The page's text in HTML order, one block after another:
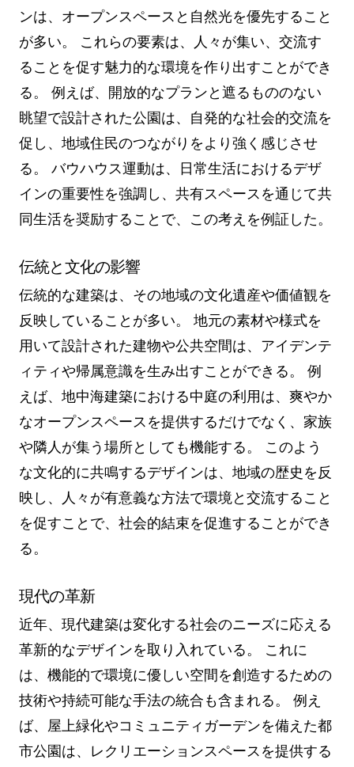
ンは、オープンスペースと自然光を優先すること
が多い。 これらの要素は、人々が集い、交流す
ることを促す魅力的な環境を作り出すことができ
る。 例えば、開放的なプランと遮るもののない
眺望で設計された公園は、自発的な社会的交流を
促し、地域住民のつながりをより強く感じさせ
る。 バウハウス運動は、日常生活におけるデザ
インの重要性を強調し、共有スペースを通じて共
同生活を奨励することで、この考えを例証した。
伝統と文化の影響
伝統的な建築は、その地域の文化遺産や価値観を
反映していることが多い。 地元の素材や様式を
用いて設計された建物や公共空間は、アイデンテ
ィティや帰属意識を生み出すことができる。 例
えば、地中海建築における中庭の利用は、爽やか
なオープンスペースを提供するだけでなく、家族
や隣人が集う場所としても機能する。 このよう
な文化的に共鳴するデザインは、地域の歴史を反
映し、人々が有意義な方法で環境と交流すること
を促すことで、社会的結束を促進することができ
る。
現代の革新
近年、現代建築は変化する社会のニーズに応える
革新的なデザインを取り入れている。 これに
は、機能的で環境に優しい空間を創造するための
技術や持続可能な手法の統合も含まれる。 例え
ば、屋上緑化やコミュニティガーデンを備えた都
市公園は、レクリエーションスペースを提供する